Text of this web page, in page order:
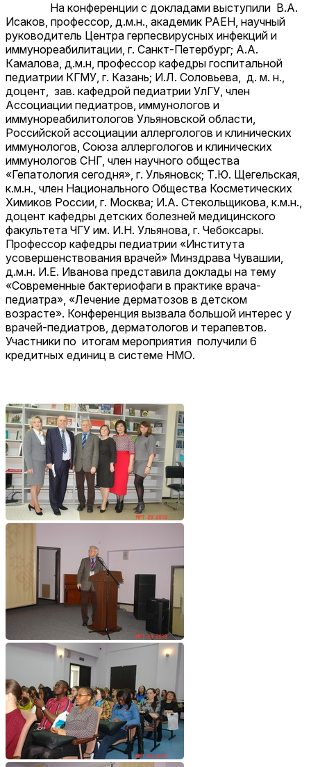
На конференции с докладами выступили В.А.
Исаков, профессор, д.м.н., академик РАЕН, научный
руководитель Центра герпесвирусных инфекций и
иммунореабилитации, г. Санкт-Петербург; А.А.
Камалова, д.м.н, профессор кафедры госпитальной
педиатрии КГМУ, г. Казань; И.Л. Соловьева, д. м. н.,
доцент, зав. кафедрой педиатрии УлГУ, член
Ассоциации педиатров, иммунологов и
иммунореабилитологов Ульяновской области,
Российской ассоциации аллергологов и клинических
иммунологов, Союза аллергологов и клинических
иммунологов СНГ, член научного общества
«Гепатология сегодня», г. Ульяновск; Т.Ю. Щегельская,
к.м.н., член Национального Общества Косметических
Химиков России, г. Москва; И.А. Стекольщикова, к.м.н.,
доцент кафедры детских болезней медицинского
факультета ЧГУ им. И.Н. Ульянова, г. Чебоксары.
Профессор кафедры педиатрии «Института
усовершенствования врачей» Минздрава Чувашии,
д.м.н. И.Е. Иванова представила доклады на тему
«Современные бактериофаги в практике врача-
педиатра», «Лечение дерматозов в детском
возрасте». Конференция вызвала большой интерес у
врачей-педиатров, дерматологов и терапевтов.
Участники по итогам мероприятия получили 6
кредитных единиц в системе НМО.